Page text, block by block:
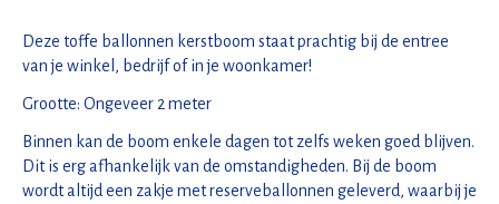
Deze toffe ballonnen kerstboom staat prachtig bij de entree
van je winkel, bedrijf of in je woonkamer!
Grootte: Ongeveer 2 meter
Binnen kan de boom enkele dagen tot zelfs weken goed blijven.
Dit is erg afhankelijk van de omstandigheden. Bij de boom
wordt altijd een zakje met reserveballonnen geleverd, waarbij je